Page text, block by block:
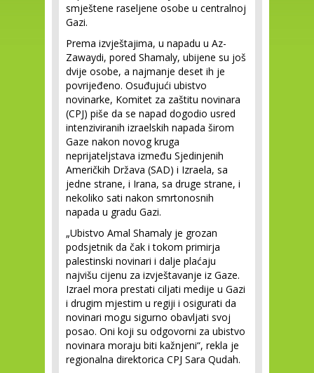
smještene raseljene osobe u centralnoj
Gazi.
Prema izvještajima, u napadu u Az-
Zawaydi, pored Shamaly, ubijene su još
dvije osobe, a najmanje deset ih je
povrijeđeno. Osuđujući ubistvo
novinarke, Komitet za zaštitu novinara
(CPJ) piše da se napad dogodio usred
intenziviranih izraelskih napada širom
Gaze nakon novog kruga
neprijateljstava između Sjedinjenih
Američkih Država (SAD) i Izraela, sa
jedne strane, i Irana, sa druge strane, i
nekoliko sati nakon smrtonosnih
napada u gradu Gazi.
„Ubistvo Amal Shamaly je grozan
podsjetnik da čak i tokom primirja
palestinski novinari i dalje plaćaju
najvišu cijenu za izvještavanje iz Gaze.
Izrael mora prestati ciljati medije u Gazi
i drugim mjestim u regiji i osigurati da
novinari mogu sigurno obavljati svoj
posao. Oni koji su odgovorni za ubistvo
novinara moraju biti kažnjeni“, rekla je
regionalna direktorica CPJ Sara Qudah.